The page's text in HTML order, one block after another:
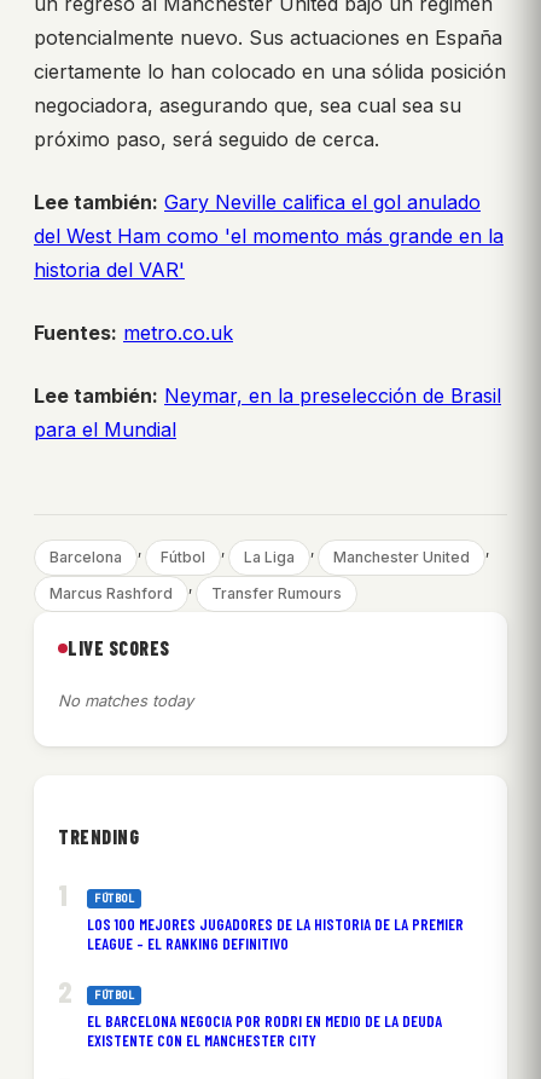
potencialmente nuevo. Sus actuaciones en España
ciertamente lo han colocado en una sólida posición
negociadora, asegurando que, sea cual sea su
próximo paso, será seguido de cerca.
Lee también: Gary Neville califica el gol anulado
del West Ham como 'el momento más grande en la
historia del VAR'
Fuentes: metro.co.uk
Lee también: Neymar, en la preselección de Brasil
para el Mundial
Barcelona , Fútbol , La Liga , Manchester United ,
Marcus Rashford , Transfer Rumours
LIVE SCORES
No matches today
TRENDING
FÚTBOL
LOS 100 MEJORES JUGADORES DE LA HISTORIA DE LA PREMIER
LEAGUE – EL RANKING DEFINITIVO
FÚTBOL
EL BARCELONA NEGOCIA POR RODRI EN MEDIO DE LA DEUDA
EXISTENTE CON EL MANCHESTER CITY